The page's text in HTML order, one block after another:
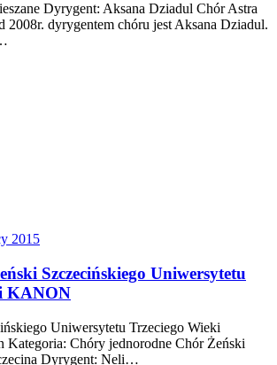
Dyrygent: Aksana Dziadul Chór Astra
2008r. dyrygentem chóru jest Aksana Dziadul.
2015
Szczecińskiego Uniwersytetu
KANON
Uniwersytetu Trzeciego Wieki
Chóry jednorodne Chór Żeński
Dyrygent: Neli…